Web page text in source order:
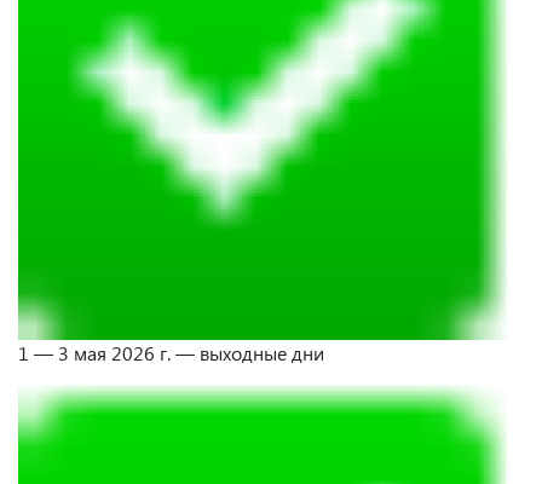
1 — 3 мая 2026 г. — выходные дни